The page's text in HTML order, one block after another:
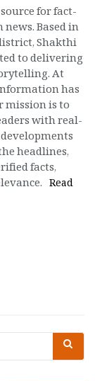
for fact-
Based in
Shakthi
to delivering
At
has
mission is to
with real-
headlines,
facts,
Read